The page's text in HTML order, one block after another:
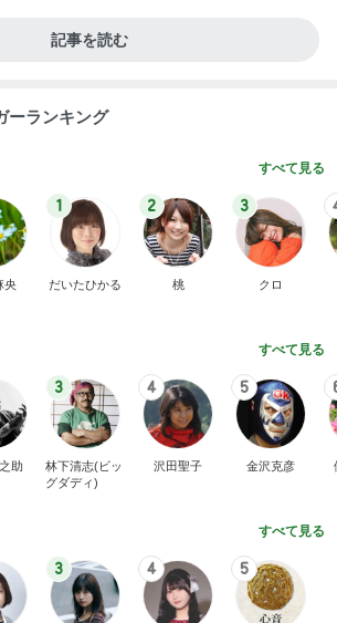
記事を読む
ーランキング
すべて見る
央
1
だいたひかる
2
桃
3
クロ
すべて見る
助
3
林下清志(ビッ
グダディ)
4
沢田聖子
5
金沢克彦
すべて見る
3 4 5